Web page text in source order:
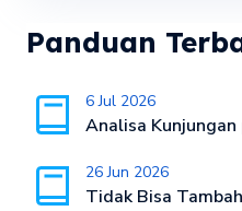
Panduan
6 Jul 2026
Analisa
26 Jun 2026
Tidak Bisa